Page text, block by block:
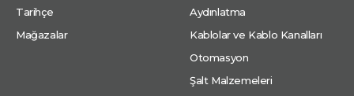
Tarihçe
Mağazalar
Aydınlatma
Kablolar ve Kablo Kanalları
Otomasyon
Şalt Malzemeleri